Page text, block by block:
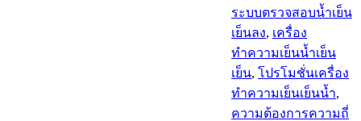
ระบบตรวจสอบน้ำเย็น
เย็นลง, เครื่อง
ทำความเย็นน้ำเย็น
เย็น, โปรโมชั่นเครื่อง
ทำความเย็นเย็นน้ำ,
ความต้องการความถี่